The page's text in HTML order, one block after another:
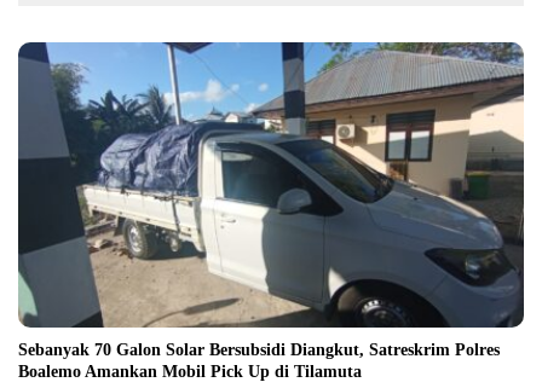
Sebanyak 70 Galon Solar Bersubsidi Diangkut, Satreskrim Polres
Boalemo Amankan Mobil Pick Up di Tilamuta